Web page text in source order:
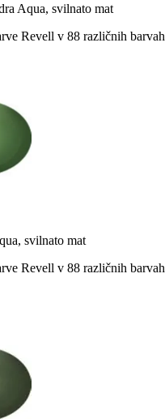
Aqua, svilnato mat
Revell v 88 različnih barvah
svilnato mat
Revell v 88 različnih barvah